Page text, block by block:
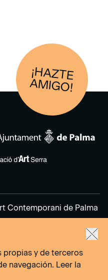
¡HAZTE
AM
IGO!
Contemporani de Palma
propias y de terceros
navegación. Leer la